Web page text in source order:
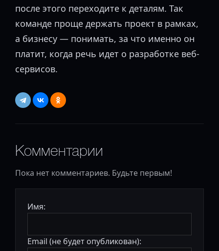
после этого переходите к деталям. Так
команде проще держать проект в рамках,
а бизнесу — понимать, за что именно он
платит, когда речь идет о разработке веб-
сервисов.
Комментарии
Пока нет комментариев. Будьте первым!
Имя:
Email (не будет опубликован):